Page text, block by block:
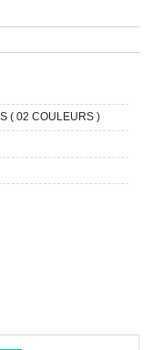
( 02 COULEURS )